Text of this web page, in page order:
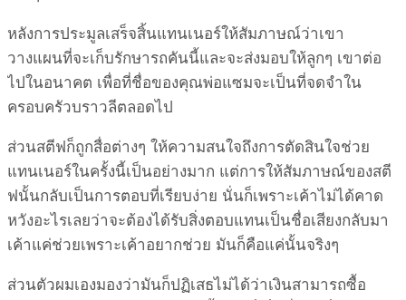
หลังการประมูลเสร็จสิ้นแทนเนอร์ให้สัมภาษณ์ว่าเขา
วางแผนที่จะเก็บรักษารถคันนี้และจะส่งมอบให้ลูกๆ เขาต่อ
ไปในอนาคต เพื่อที่ชื่อของคุณพ่อแซมจะเป็นที่จดจำใน
ครอบครัวบราวลีตลอดไป
ส่วนสตีฟก็ถูกสื่อต่างๆ ให้ความสนใจถึงการตัดสินใจช่วย
แทนเนอร์ในครั้งนี้เป็นอย่างมาก แต่การให้สัมภาษณ์ของสตี
ฟนั้นกลับเป็นการตอบที่เรียบง่าย นั่นก็เพราะเค้าไม่ได้คาด
หวังอะไรเลยว่าจะต้องได้รับสิ่งตอบแทนเป็นชื่อเสียงกลับมา
เค้าแค่ช่วยเพราะเค้าอยากช่วย มันก็คือแค่นั้นจริงๆ
ส่วนตัวผมเองมองว่ามันก็ปฏิเสธไม่ได้ว่าเงินสามารถซื้อ